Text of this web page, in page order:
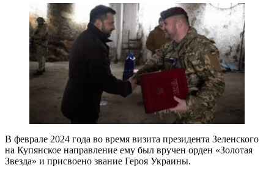
В феврале 2024 года во время визита президента Зеленского
на Купянское направление ему был вручен орден «Золотая
Звезда» и присвоено звание Героя Украины.